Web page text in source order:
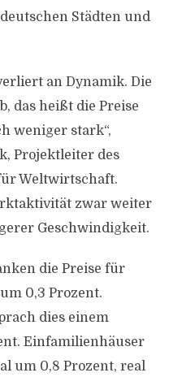
Städten und
an Dynamik. Die
das heißt die Preise
weniger stark“,
Projektleiter des
Weltwirtschaft.
zwar weiter
Geschwindigkeit.
die Preise für
0,3 Prozent.
dies einem
Einfamilienhäuser
um 0,8 Prozent, real